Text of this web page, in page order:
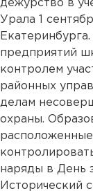
дежурство в
Урала 1
предприятий
контролем
районных
делам
охраны.
наряды в День
Исторический